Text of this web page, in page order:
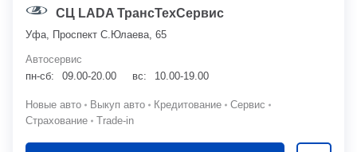
СЦ LADA ТрансТехСервис
Уфа, Проспект С.Юлаева, 65
Автосервис
пн-сб:
09.00-20.00 вс: 10.00-19.00
Новые авто Выкуп авто Кредитование
Сервис
Страхование
Trade-in